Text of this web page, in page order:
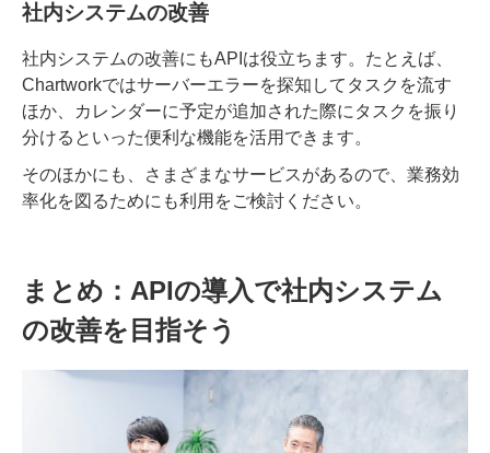
社内システムの改善
社内システムの改善にもAPIは役立ちます。たとえば、
Chartworkではサーバーエラーを探知してタスクを流す
ほか、カレンダーに予定が追加された際にタスクを振り
分けるといった便利な機能を活用できます。
そのほかにも、さまざまなサービスがあるので、業務効
率化を図るためにも利用をご検討ください。
まとめ：APIの導入で社内システム
の改善を目指そう